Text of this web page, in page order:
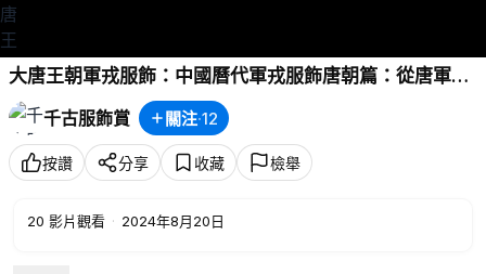
大唐王朝軍戎服飾：中國曆代軍戎服飾唐朝篇：從唐軍突
厥高句麗吐蕃到張議潮歸義軍
千古服飾賞
關注·12
按讚 分享 收藏 檢舉
20 影片觀看 · 2024年8月20日